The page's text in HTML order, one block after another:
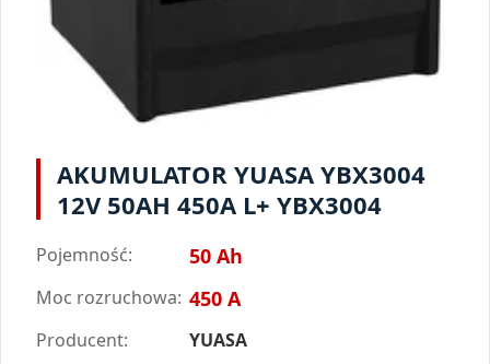
AKUMULATOR YUASA YBX3004
12V 50AH 450A L+ YBX3004
Pojemność: 50 Ah
Moc rozruchowa: 450 A
Producent: YUASA